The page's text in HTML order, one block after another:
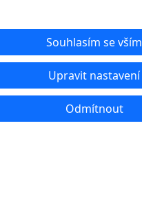
Souhlasím se vším
Upravit nastavení
Odmítnout